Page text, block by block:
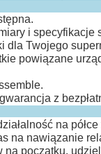
i specyfikacje
dla Twojego
powiązane
z
na
na nawiązanie
początku,